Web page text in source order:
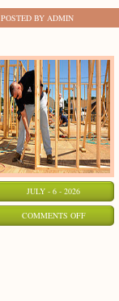
POSTED BY ADMIN
JULY - 6 - 2026
COMMENTS OFFON